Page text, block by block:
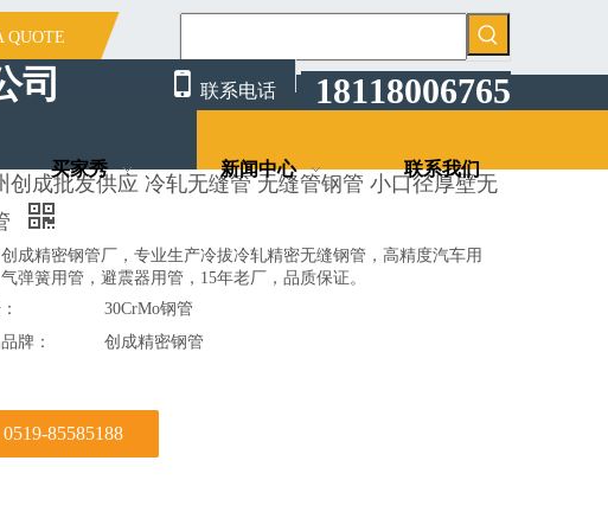
QUOTE
限公司  联系电话 18118006765
买家秀 新闻中心 联系我们
泵 / 常州创成批发供应 冷轧无缝管 无缝管钢管 小口径厚壁无缝管
创成批发供应 冷轧无缝管 无缝管钢管 小口径厚壁无
成精密钢管厂，专业生产冷拔冷轧精密无缝钢管，高精度汽车用
弹簧用管，避震器用管，15年老厂，品质保证。
30CrMo钢管
牌：
创成精密钢管
0519-85585188